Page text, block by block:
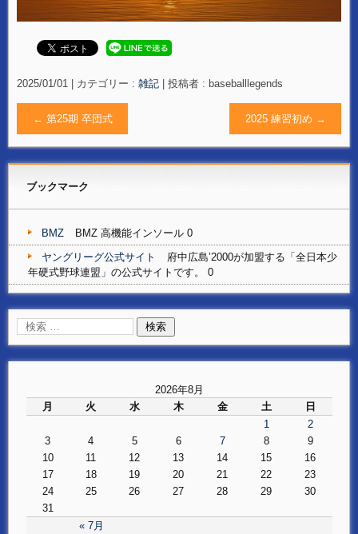
2025/01/01 | カテゴリー : 雑記 | 投稿者 : baseballlegends
← 第25期 卒団式 2025 練習初め →
ブックマーク
BMZ
BMZ 高機能インソール 0
ヤングリーグ公式サイト
府中広島’2000が加盟する「全日本少
年硬式野球連盟」の公式サイトです。 0
2026年8月
月
火 水 木 金 土 日
« 7月
1
2
3
4 5 6 7 8
9
10
11 12 13 14 15
16
17
18 19 20 21 22
23
24
25 26 27 28 29
30
31